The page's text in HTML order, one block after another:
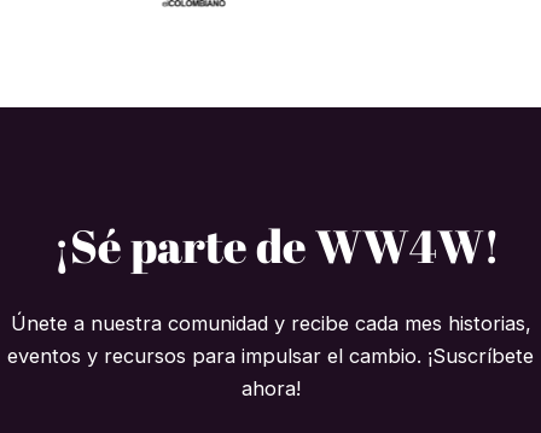
¡Sé parte de WW4W!
Únete a nuestra comunidad y recibe cada mes historias,
eventos y recursos para impulsar el cambio. ¡Suscríbete
ahora!